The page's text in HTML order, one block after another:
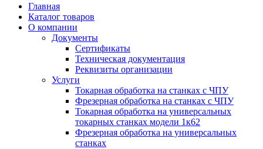
Главная
Каталог товаров
О компании
Документы
Сертификаты
Техническая документация
Реквизиты организации
Услуги
Токарная обработка на станках с ЧПУ
Фрезерная обработка на станках с ЧПУ
Токарная обработка на универсальных
токарных станках модели 1к62
Фрезерная обработка на универсальных
станках